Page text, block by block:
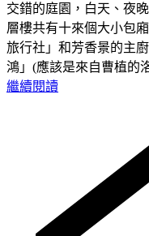
交錯的庭園，白天、夜
層樓共有十來個大小包
旅行社」和芳香景的主
鴻」(應該是來自曹植的
繼續閱讀